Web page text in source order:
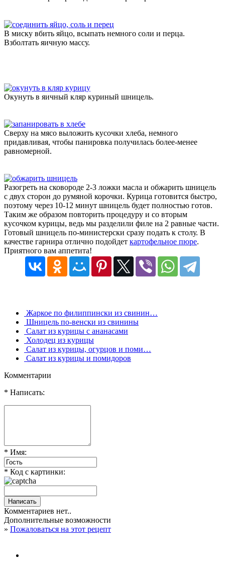
В миску вбить яйцо, всыпать немного соли и перца.
Взболтать яичную массу.
Окунуть в яичный кляр куриный шницель.
Сверху на мясо выложить кусочки хлеба, немного
придавливая, чтобы панировка получилась более-менее
равномерной.
Разогреть на сковороде 2-3 ложки масла и обжарить шницель
с двух сторон до румяной корочки. Курица готовится быстро,
поэтому через 10-12 минут шницель будет полностью готов.
Таким же образом повторить процедуру и со вторым
кусочком курицы, ведь мы разделили филе на 2 равные части.
Готовый шницель по-министерски сразу подать к столу. В
качестве гарнира отлично подойдет картофельное пюре.
Приятного вам аппетита!
Жаркое по филиппински из свинин…
Шницель по-венски из свинины
Cалат из курицы с ананасами
Холодец из курицы
Салат из курицы, огурцов и поми…
Салат из курицы и помидоров
Комментарии
* Написать:
* Имя:
* Код с картинки:
Комментариев нет..
Дополнительные возможности
» Пожаловаться на этот рецепт